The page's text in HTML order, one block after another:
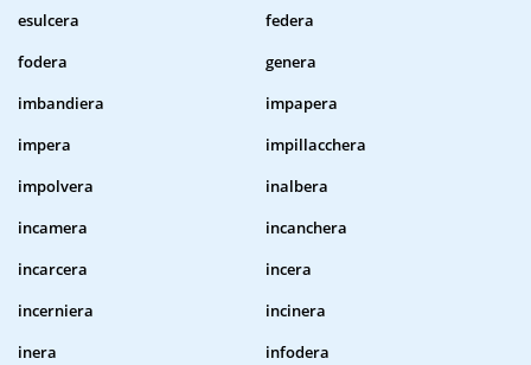
esulcera
federa
fodera
genera
imbandiera
impapera
impera
impillacchera
impolvera
inalbera
incamera
incanchera
incarcera
incera
incerniera
incinera
inera
infodera